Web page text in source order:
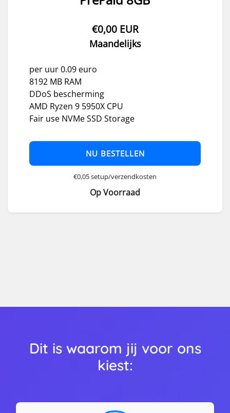
€0,00 EUR
Maandelijks
per uur 0.09 euro
8192 MB RAM
DDoS bescherming
AMD Ryzen 9 5950X CPU
Fair use NVMe SSD Storage
NU BESTELLEN
€0,05 setup/verzendkosten
Op Voorraad
Dit is waarom jij voor ons
kiest: